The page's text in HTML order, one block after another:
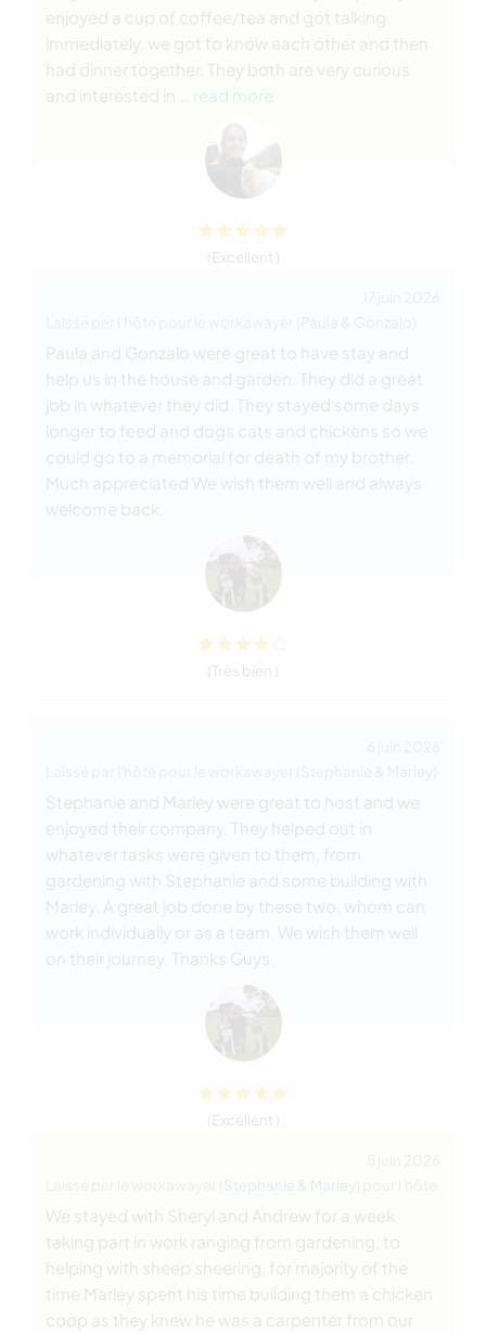
enjoyed a cup of coffee/tea and got talking
immediately, we got to know each other and then
had dinner together. They both are very curious
and interested in
… read more
(Excellent )
Paula & Gonzalo
Paula and Gonzalo were great to have stay and
help us in the house and garden. They did a great
job in whatever they did. They stayed some days
longer to feed and dogs cats and chickens so we
could go to a memorial for death of my brother.
Much appreciated We wish them well and always
welcome back.
(Très bien )
Stephanie & Marley
Stephanie and Marley were great to host and we
enjoyed their company. They helped out in
whatever tasks were given to them, from
gardening with Stephanie and some building with
Marley. A great job done by these two, whom can
work individually or as a team. We wish them well
on their journey. Thanks Guys.
(Excellent )
Stephanie & Marley
We stayed with Sheryl and Andrew for a week
taking part in work ranging from gardening, to
helping with sheep sheering, for majority of the
time Marley spent his time building them a chicken
coop as they knew he was a carpenter from our